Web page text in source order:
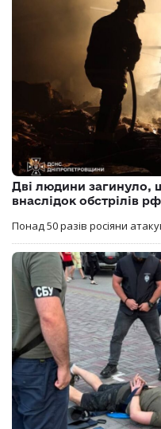
Дві людини загинуло,
внаслідок обстрілів
Понад 50 разів росіяни